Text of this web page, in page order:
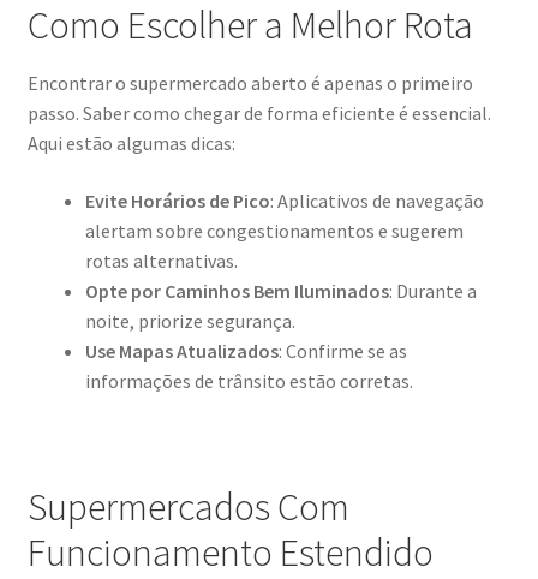
Como Escolher a Melhor Rota
Encontrar o supermercado aberto é apenas o primeiro
passo. Saber como chegar de forma eficiente é essencial.
Aqui estão algumas dicas:
Evite Horários de Pico: Aplicativos de navegação
alertam sobre congestionamentos e sugerem
rotas alternativas.
Opte por Caminhos Bem Iluminados: Durante a
noite, priorize segurança.
Use Mapas Atualizados: Confirme se as
informações de trânsito estão corretas.
Supermercados Com
Funcionamento Estendido